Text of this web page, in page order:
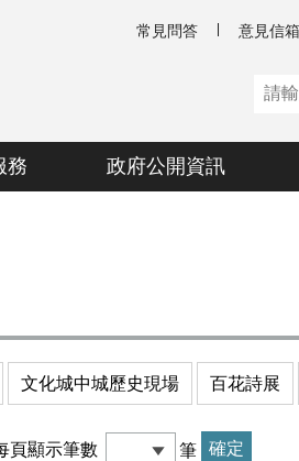
常見問答 意見信箱
務 政府公開資訊
文化城中城歷史現場 百花詩展
頁顯示筆數 筆